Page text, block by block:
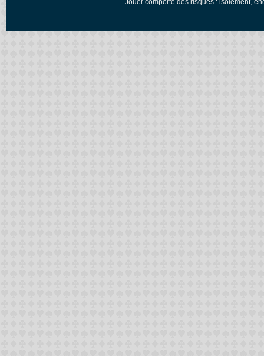
Jouer comporte des risques : isolement,